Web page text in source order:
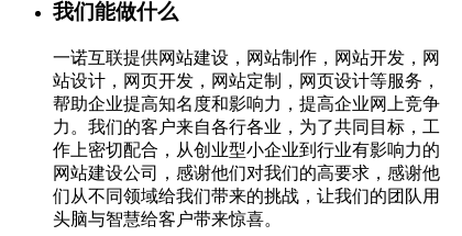
我们能做什么
一诺互联提供网站建设，网站制作，网站开发，网
站设计，网页开发，网站定制，网页设计等服务，
帮助企业提高知名度和影响力，提高企业网上竞争
力。我们的客户来自各行各业，为了共同目标，工
作上密切配合，从创业型小企业到行业有影响力的
网站建设公司，感谢他们对我们的高要求，感谢他
们从不同领域给我们带来的挑战，让我们的团队用
头脑与智慧给客户带来惊喜。